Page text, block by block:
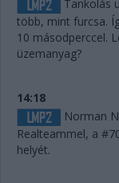
Tankolás
több, mint furcsa.
10 másodperccel.
üzemanyag?
14:18
Norman
Realteammel, a
helyét.